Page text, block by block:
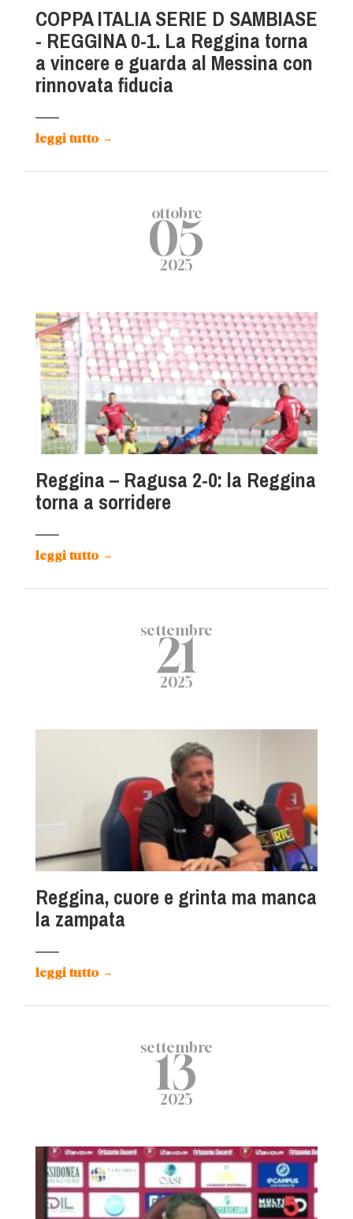
COPPA ITALIA SERIE D SAMBIASE
- REGGINA 0-1. La Reggina torna
a vincere e guarda al Messina con
rinnovata fiducia
leggi tutto →
ottobre
05
2025
Reggina – Ragusa 2-0: la Reggina
torna a sorridere
leggi tutto →
settembre
21
2025
Reggina, cuore e grinta ma manca
la zampata
leggi tutto →
settembre
13
2025